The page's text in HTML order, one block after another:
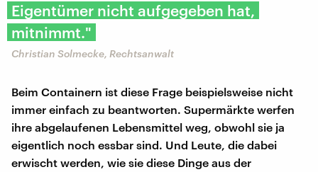
Eigentümer nicht aufgegeben hat,
mitnimmt."
Christian Solmecke, Rechtsanwalt
Beim Containern ist diese Frage beispielsweise nicht
immer einfach zu beantworten. Supermärkte werfen
ihre abgelaufenen Lebensmittel weg, obwohl sie ja
eigentlich noch essbar sind. Und Leute, die dabei
erwischt werden, wie sie diese Dinge aus der